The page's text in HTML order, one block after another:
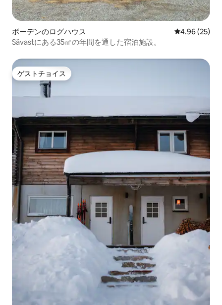
ボーデンのログハウス レビュー25
4.96 (25)
Sävastにある35㎡の年間を通した宿泊施設。
ゲストチョイス
ゲストチョイス